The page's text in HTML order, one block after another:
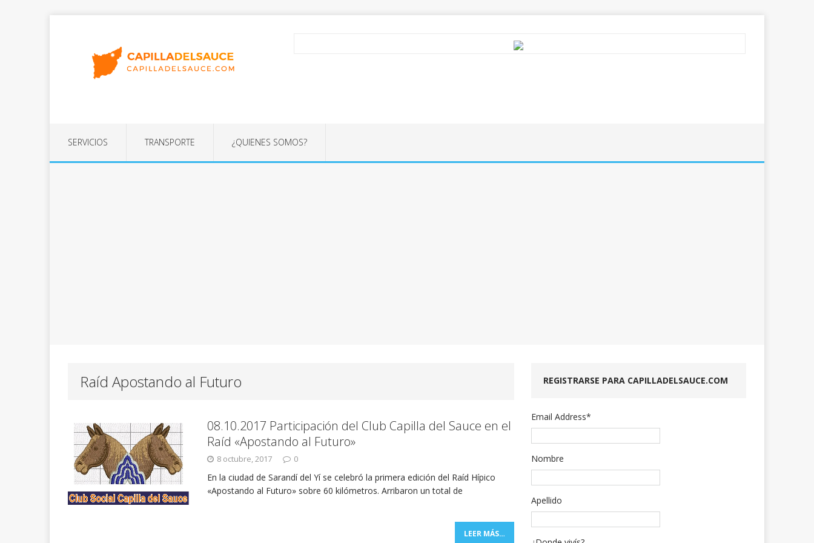
SERVICIOS TRANSPORTE ¿QUIENES SOMOS?
Raíd Apostando al Futuro
08.10.2017 Participación del Club Capilla del Sauce en el
Raíd «Apostando al Futuro»
8 octubre, 2017 0
En la ciudad de Sarandí del Yí se celebró la primera edición del Raíd Hípico
«Apostando al Futuro» sobre 60 kilómetros. Arribaron un total de
LEER MÁS…
REGISTRARSE PARA CAPILLADELSAUCE.COM
Email Address*
Nombre
Apellido